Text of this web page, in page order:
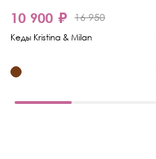
10 900 ₽ 16 950
Кеды Kristina & Milan